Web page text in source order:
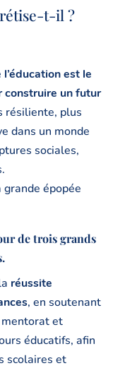
t-il ?
l’éducation est le
construire un futur
résiliente, plus
dans un monde
sociales,
grande épopée
de trois grands
réussite
, en soutenant
et
éducatifs, afin
scolaires et